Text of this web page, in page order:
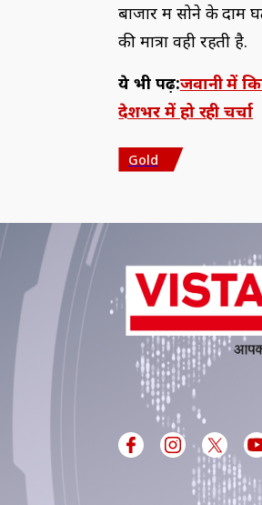
बाजार में सोने के दाम
की मात्रा वही रहती है.
ये भी पढ़ें:जवानी में
देशभर में हो रही चर्चा
Gold